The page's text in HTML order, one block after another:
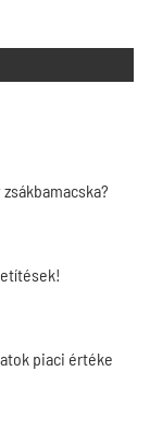
piaci értéke